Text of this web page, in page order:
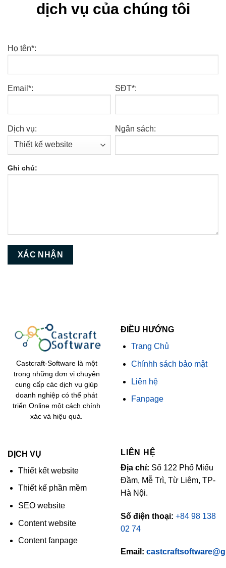
dịch vụ của chúng tôi
Họ tên*:
Email*: SĐT*:
Dịch vụ: Ngân sách:
Ghi chú:
Castcraft-Software là một
trong những đơn vị chuyên
cung cấp các dịch vụ giúp
doanh nghiệp có thể phát
triển Online một cách chính
xác và hiệu quả.
ĐIỀU HƯỚNG
Trang Chủ
Chínhh sách bảo mật
Liên hệ
Fanpage
DỊCH VỤ
Thiết kết website
Thiết kế phần mềm
SEO website
Content website
Content fanpage
LIÊN HỆ
Địa chỉ: Số 122 Phố Miếu
Đầm, Mễ Trì, Từ Liêm, TP-
Hà Nội.
Số điện thoại: +84 98 138
02 74
Email: